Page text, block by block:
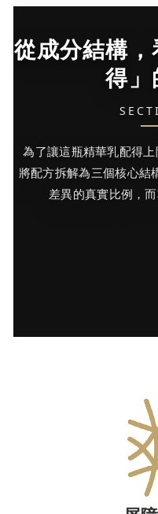
從成分結構
得」
為了讓這瓶精華乳配得
將配方拆解為三個核心結
差異的真實比例，